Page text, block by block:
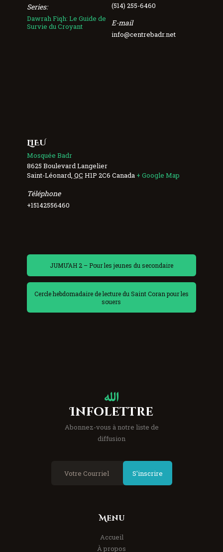
Series:
Dawrah Fiqh: Le Guide de
Survie du Croyant
(514) 255-6460
E-mail
info@centrebadr.net
LIEU
Mosquée Badr
8625 Boulevard Langelier
Saint-Léonard QC H1P 2C6 Canada + Google Map
Téléphone
+15142556460
JUMU’AH 2 – Pour les jeunes du secondaire
Cercle hebdomadaire de lecture du Saint Coran pour les
souers
Infolettre
Abonnez-vous à notre liste de
diffusion
S'inscrire
Menu
Accueil
À propos